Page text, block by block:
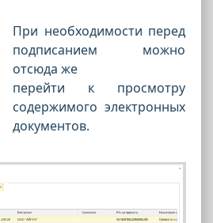
При необходимости перед
подписанием можно
отсюда же
перейти к просмотру
содержимого электронных
документов.